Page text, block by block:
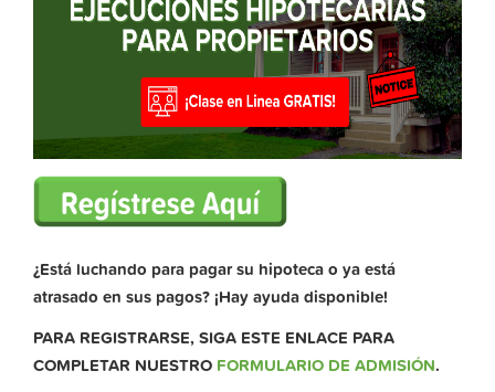
¿Está luchando para pagar su hipoteca o ya está
atrasado en sus pagos? ¡Hay ayuda disponible!
PARA REGISTRARSE, SIGA ESTE ENLACE PARA
COMPLETAR NUESTRO FORMULARIO DE ADMISIÓN.